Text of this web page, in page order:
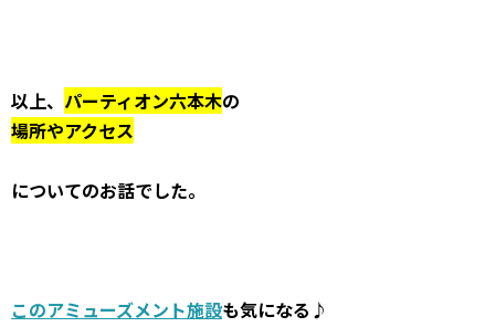
以上、 パーティオン六本木の
場所やアクセス
についてのお話でした。
このアミューズメント施設も気になる♪